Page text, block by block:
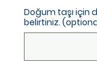
Doğum taşı için
belirtiniz.